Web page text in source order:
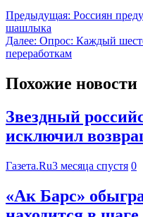
Предыдущая: Россиян
шашлыка
Далее: Опрос: Каждый
переработкам
Похожие новости
Звездный
исключил
Газета.Ru3 месяца спустя 0
«Ак Барс»